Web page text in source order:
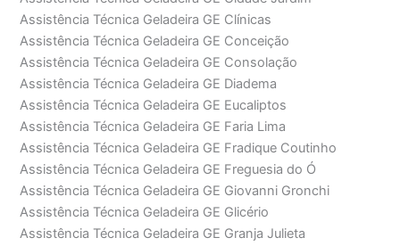
Assistência Técnica Geladeira GE Clínicas
Assistência Técnica Geladeira GE Conceição
Assistência Técnica Geladeira GE Consolação
Assistência Técnica Geladeira GE Diadema
Assistência Técnica Geladeira GE Eucaliptos
Assistência Técnica Geladeira GE Faria Lima
Assistência Técnica Geladeira GE Fradique Coutinho
Assistência Técnica Geladeira GE Freguesia do Ó
Assistência Técnica Geladeira GE Giovanni Gronchi
Assistência Técnica Geladeira GE Glicério
Assistência Técnica Geladeira GE Granja Julieta